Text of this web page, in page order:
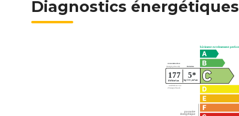
Diagnostics énergétiques